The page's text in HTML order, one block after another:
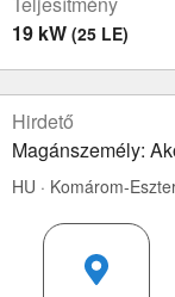
19 kW (25 LE)
Hirdető
Magánszemély:
HU · Komárom-